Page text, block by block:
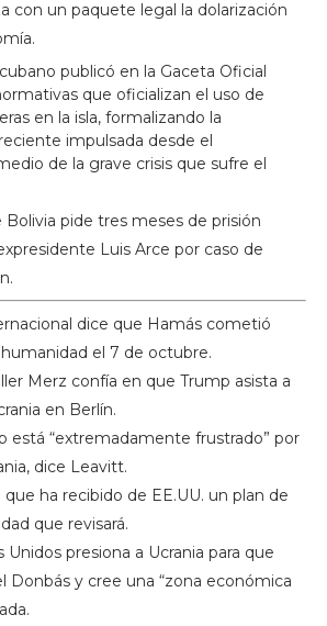
con un paquete legal la dolarización
publicó en la Gaceta Oficial
que oficializan el uso de
en la isla, formalizando la
impulsada desde el
de la grave crisis que sufre el
Bolivia pide tres meses de prisión
Luis Arce por caso de
dice que Hamás cometió
el 7 de octubre.
Merz confía en que Trump asista a
en Berlín.
está “extremadamente frustrado” por
dice Leavitt.
ha recibido de EE.UU. un plan de
que revisará.
presiona a Ucrania para que
Donbás y cree una “zona económica